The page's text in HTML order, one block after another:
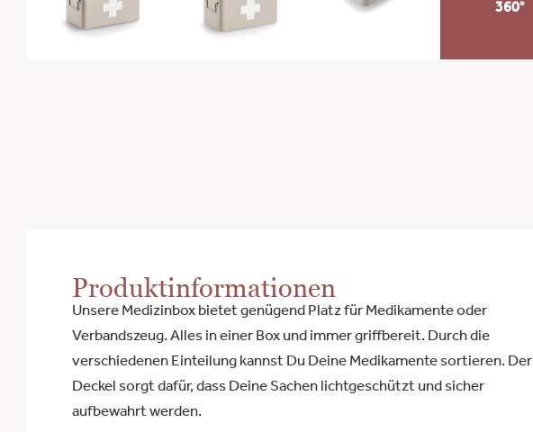
360°
Produktinformationen
Unsere Medizinbox bietet genügend Platz für Medikamente oder
Verbandszeug. Alles in einer Box und immer griffbereit. Durch die
verschiedenen Einteilung kannst Du Deine Medikamente sortieren. Der
Deckel sorgt dafür, dass Deine Sachen lichtgeschützt und sicher
aufbewahrt werden.